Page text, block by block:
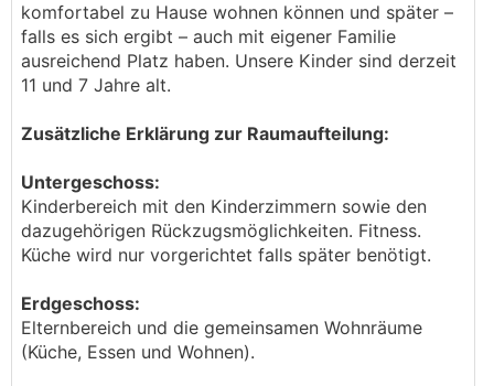
komfortabel zu Hause wohnen können und später –
falls es sich ergibt – auch mit eigener Familie
ausreichend Platz haben. Unsere Kinder sind derzeit
11 und 7 Jahre alt.
Zusätzliche Erklärung zur Raumaufteilung:
Untergeschoss:
Kinderbereich mit den Kinderzimmern sowie den
dazugehörigen Rückzugsmöglichkeiten. Fitness.
Küche wird nur vorgerichtet falls später benötigt.
Erdgeschoss:
Elternbereich und die gemeinsamen Wohnräume
(Küche, Essen und Wohnen).